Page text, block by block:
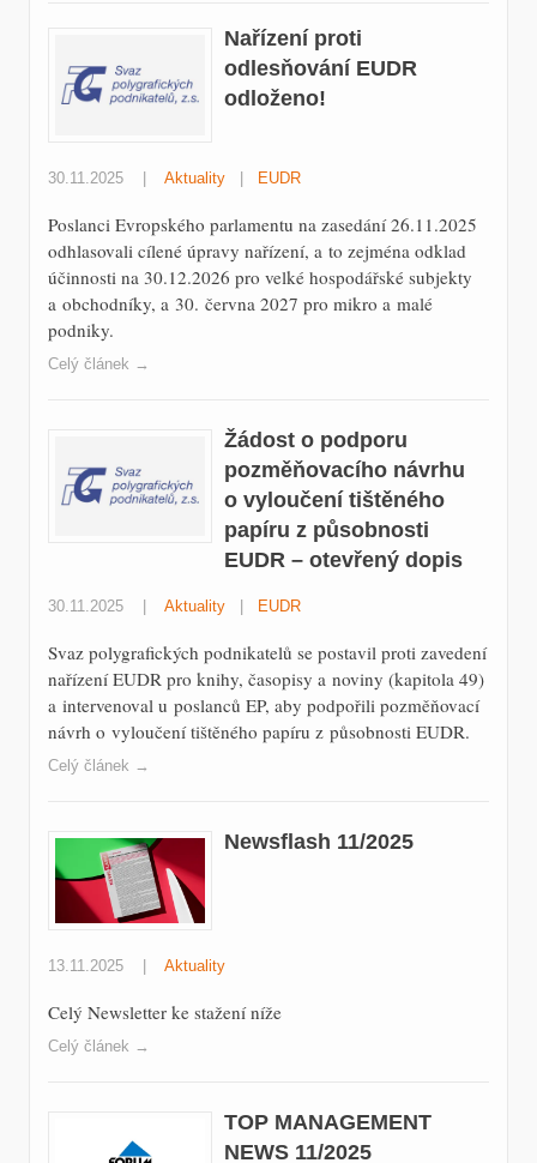
Nařízení proti
odlesňování EUDR
odloženo!
30.11.2025 | Aktuality | EUDR
Poslanci Evropského parlamentu na zasedání 26.11.2025
odhlasovali cílené úpravy nařízení, a to zejména odklad
účinnosti na 30.12.2026 pro velké hospodářské subjekty
a obchodníky, a 30. června 2027 pro mikro a malé
podniky.
Celý článek →
Žádost o podporu
pozměňovacího návrhu
o vyloučení tištěného
papíru z působnosti
EUDR – otevřený dopis
30.11.2025 Aktuality EUDR
Svaz polygrafických podnikatelů se postavil proti zavedení
nařízení EUDR pro knihy, časopisy a noviny (kapitola 49)
a intervenoval u poslanců EP, aby podpořili pozměňovací
návrh o vyloučení tištěného papíru z působnosti EUDR.
Celý článek →
Newsflash 11/2025
13.11.2025 Aktuality
Celý Newsletter ke stažení níže
Celý článek →
TOP MANAGEMENT
NEWS 11/2025